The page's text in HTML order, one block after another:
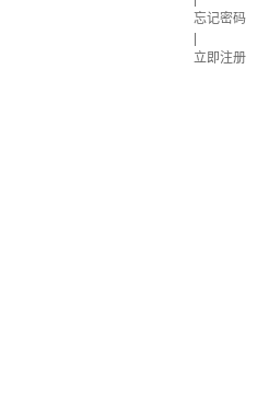
忘记密码
立即注册